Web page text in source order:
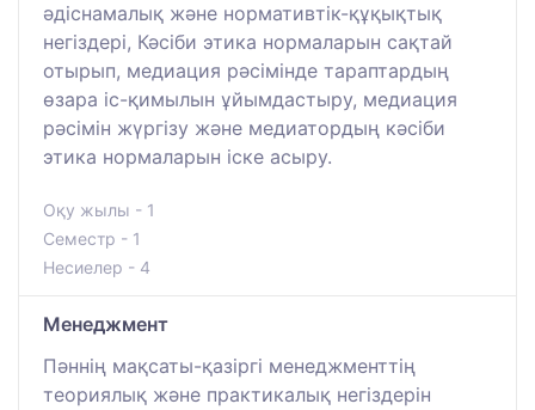
әдіснамалық және нормативтік-құқықтық
негіздері, Кәсіби этика нормаларын сақтай
отырып, медиация рәсімінде тараптардың
өзара іс-қимылын ұйымдастыру, медиация
рәсімін жүргізу және медиатордың кәсіби
этика нормаларын іске асыру.
Оқу жылы - 1
Семестр - 1
Несиелер - 4
Менеджмент
Пәннің мақсаты-қазіргі менеджменттің
теориялық және практикалық негіздерін